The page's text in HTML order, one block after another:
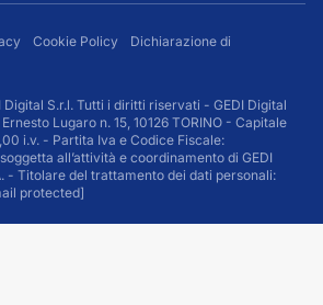
Cookie Policy
Dichiarazione di
S.r.l. Tutti i diritti riservati - GEDI Digital
Lugaro n. 15, 10126 TORINO - Capitale
i.v. - Partita Iva e Codice Fiscale:
all’attività e coordinamento di GEDI
- Titolare del trattamento dei dati personali:
protected]